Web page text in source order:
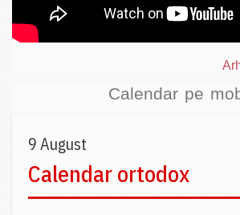
Calendar pe
9 August
Calendar ortodox